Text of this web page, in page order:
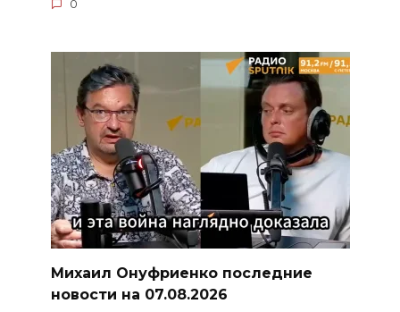
0
Михаил Онуфриенко последние
новости на 07.08.2026